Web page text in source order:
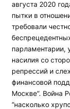
августа 2020
пытки в
требовали
парламентарии,
насилия со
репрессий и
финансовой
Москве“. Война
“насколько